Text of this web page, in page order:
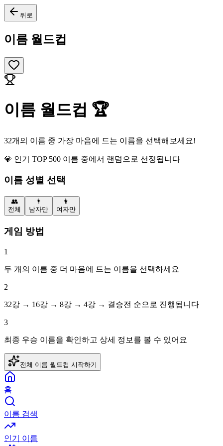
뒤로
이름 월드컵
이름 월드컵 🏆
32개의 이름 중 가장 마음에 드는 이름을 선택해보세요!
💎 인기 TOP 500 이름 중에서 랜덤으로 선정됩니다
이름 성별 선택
👥
전체
👨
남자만
👩
여자만
게임 방법
1
두 개의 이름 중 더 마음에 드는 이름을 선택하세요
2
32강 → 16강 → 8강 → 4강 → 결승전 순으로 진행됩니다
3
최종 우승 이름을 확인하고 상세 정보를 볼 수 있어요
전체 이름 월드컵 시작하기
홈
이름 검색
인기 이름